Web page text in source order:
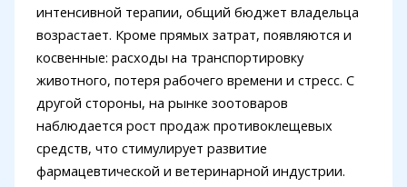
интенсивной терапии, общий бюджет владельца
возрастает. Кроме прямых затрат, появляются и
косвенные: расходы на транспортировку
животного, потеря рабочего времени и стресс. С
другой стороны, на рынке зоотоваров
наблюдается рост продаж противоклещевых
средств, что стимулирует развитие
фармацевтической и ветеринарной индустрии.